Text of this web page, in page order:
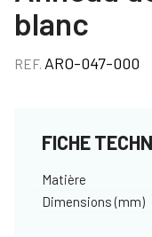
blanc
REF. ARO-047-000
FICHE
Matière
Dimensions (mm)